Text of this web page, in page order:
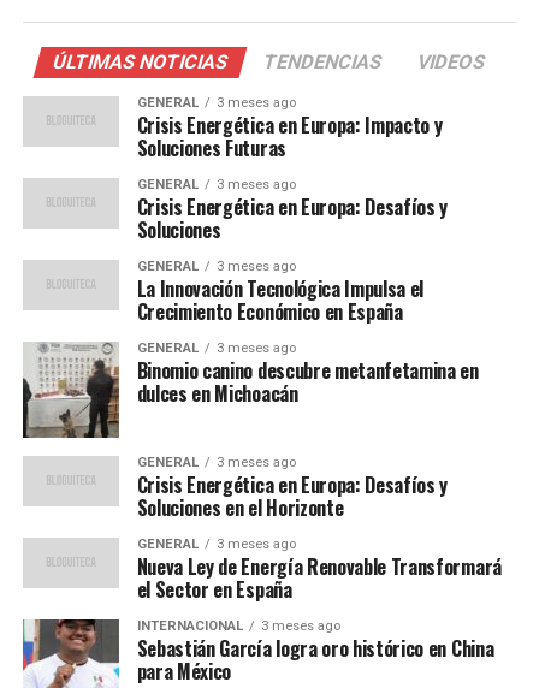
de energías limpias, gracias a su abundancia de recursos
naturales como el sol y el viento. Sin embargo, la
dependencia de combustibles fósiles ha sido un desafío
persistente. Este nuevo plan pretende abordar ese
problema al mismo tiempo que impulsa la economía
verde del país.
En 2020, España cerró su última mina de carbón,
marcando un hito en su transición hacia un futuro más
sostenible. Este cierre fue parte de un esfuerzo más
amplio para reducir las emisiones de gases de efecto
invernadero y cumplir con los objetivos del Acuerdo de
París.
Opiniones de Expertos
Los expertos en energía han recibido el anuncio con
optimismo cauteloso. Según el Dr. Luis Martínez,
profesor de ingeniería ambiental en la Universidad de
Sevilla, “Este plan es ambicioso, pero alcanzable. España
tiene el potencial de convertirse en un líder mundial en
energías renovables si se implementan correctamente
las políticas adecuadas.”
ÚLTIMAS NOTICIAS TENDENCIAS VIDEOS
GENERAL 3 meses ago
Crisis Energética en Europa: Impacto y
Soluciones Futuras
GENERAL 3 meses ago
Crisis Energética en Europa: Desafíos y
Soluciones
GENERAL 3 meses ago
La Innovación Tecnológica Impulsa el
Crecimiento Económico en España
GENERAL 3 meses ago
Binomio canino descubre metanfetamina en
dulces en Michoacán
GENERAL 3 meses ago
Crisis Energética en Europa: Desafíos y
Soluciones en el Horizonte
GENERAL 3 meses ago
Nueva Ley de Energía Renovable Transformará
el Sector en España
INTERNACIONAL 3 meses ago
Sebastián García logra oro histórico en China
para México